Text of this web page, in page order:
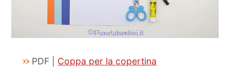
PDF | Coppa per la copertina